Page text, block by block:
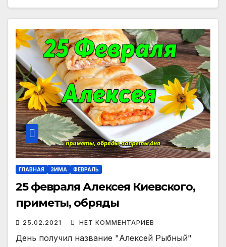
ГЛАВНАЯ ЗИМА ФЕВРАЛЬ
25 февраля Алексея Киевского,
приметы, обряды
25.02.2021 НЕТ КОММЕНТАРИЕВ
День получил название "Алексей Рыбный"